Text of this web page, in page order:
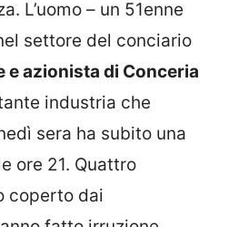
L’uomo – un 51enne
settore del conciario
e azionista di Conceria
industria che
sera ha subito una
ore 21. Quattro
coperto dai